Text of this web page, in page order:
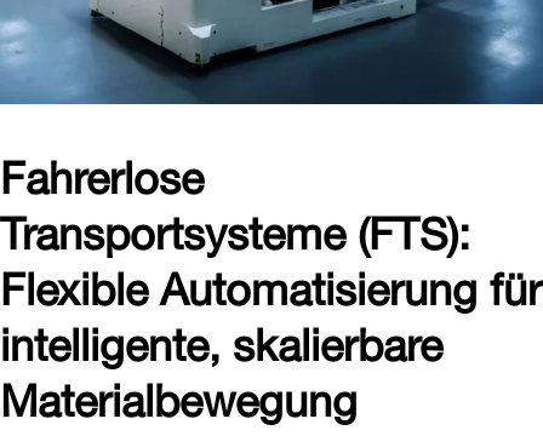
Fahrerlose
Transportsysteme (FTS):
Flexible Automatisierung für
intelligente, skalierbare
Materialbewegung